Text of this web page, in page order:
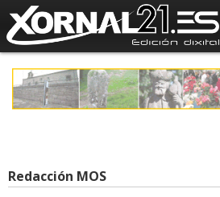
Redacción MOS